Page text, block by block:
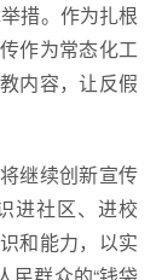
措。作为扎根
作为常态化工
内容，让反假
继续创新宣传
进社区、进校
和能力，以实